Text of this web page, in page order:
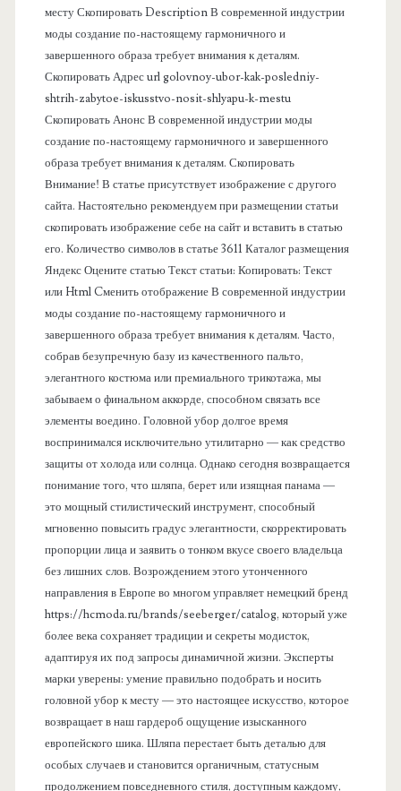
месту Скопировать Description В современной индустрии
моды создание по-настоящему гармоничного и
завершенного образа требует внимания к деталям.
Скопировать Адрес url golovnoy-ubor-kak-posledniy-
shtrih-zabytoe-iskusstvo-nosit-shlyapu-k-mestu
Скопировать Анонс В современной индустрии моды
создание по-настоящему гармоничного и завершенного
образа требует внимания к деталям. Скопировать
Внимание! В статье присутствует изображение с другого
сайта. Настоятельно рекомендуем при размещении статьи
скопировать изображение себе на сайт и вставить в статью
его. Количество символов в статье 3611 Каталог размещения
Яндекс Оцените статью Текст статьи: Копировать: Текст
или Html Cменить отображение В современной индустрии
моды создание по-настоящему гармоничного и
завершенного образа требует внимания к деталям. Часто,
собрав безупречную базу из качественного пальто,
элегантного костюма или премиального трикотажа, мы
забываем о финальном аккорде, способном связать все
элементы воедино. Головной убор долгое время
воспринимался исключительно утилитарно — как средство
защиты от холода или солнца. Однако сегодня возвращается
понимание того, что шляпа, берет или изящная панама —
это мощный стилистический инструмент, способный
мгновенно повысить градус элегантности, скорректировать
пропорции лица и заявить о тонком вкусе своего владельца
без лишних слов. Возрождением этого утонченного
направления в Европе во многом управляет немецкий бренд
https://hcmoda.ru/brands/seeberger/catalog, который уже
более века сохраняет традиции и секреты модисток,
адаптируя их под запросы динамичной жизни. Эксперты
марки уверены: умение правильно подобрать и носить
головной убор к месту — это настоящее искусство, которое
возвращает в наш гардероб ощущение изысканного
европейского шика. Шляпа перестает быть деталью для
особых случаев и становится органичным, статусным
продолжением повседневного стиля, доступным каждому,